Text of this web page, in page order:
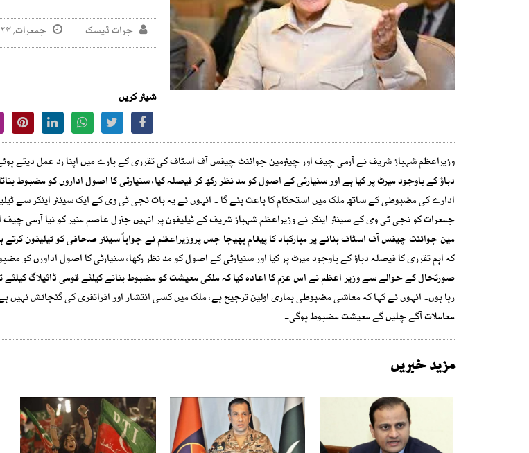
جرات ڈیسک جمعرات, ۲۴ نومبر ۲۰۲۲
شیئر کریں
وزیراعظم شہباز شریف نے آرمی چیف اور چیئرمین جوائنٹ چیفس آف اسٹاف کی تقرری کے بارے میں اپنا رد عمل دیتے
دباؤ کے باوجود میرٹ پر کیا ہے اور سنیارٹی کے اصول کو مد نظر رکھ کر فیصلہ کیا، سنیارٹی کا اصول اداروں کو مضبوط
ادارے کی مضبوطی کے ساتھ ملک میں استحکام کا باعث بنے گا ۔ انہوں نے یہ بات نجی ٹی وی کے ایک سینئر اینکر سے
جمعرات کو نجی ٹی وی کے سینئر اینکر نے وزیراعظم شہباز شریف کے ٹیلیفون پر انہیں جنرل عاصم منیر کو نیا آرمی
مین جوائنٹ چیفس آف اسٹاف بنانے پر مبارکباد کا پیغام بھیجا جس پروزیراعظم نے جواباً سینئر صحافی کو ٹیلیفون
کہ اہم تقرری کا فیصلہ دباؤ کے باوجود میرٹ پر کیا اور سنیارٹی کے اصول کو مد نظر رکھا، سنیارٹی کا اصول اداورں کو
صورتحال کے حوالے سے وزیر اعظم نے اس عزم کا اعادہ کیا کہ ملکی معیشت کو مضبوط بنانے کیلئے قومی ڈائیلاگ کیلئے
رہا ہوں۔ انہوں نے کہا کہ معاشی مضبوطی ہماری اولین ترجیح ہے، ملک میں کسی انتشار اور افراتفری کی گنجائش نہیں
معاملات آگے چلیں گے معیشت مضبوط ہوگی۔
مزید خبریں